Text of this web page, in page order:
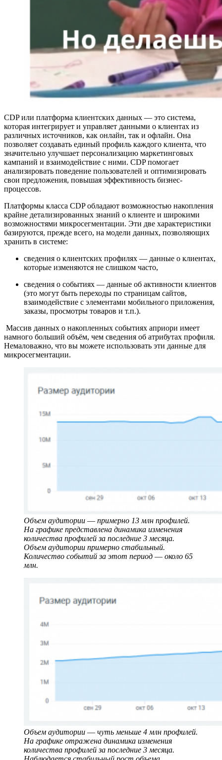
СDP или платформа клиентских данных ― это система,
которая интегрирует и управляет данными о клиентах из
различных источников, как онлайн, так и офлайн. Она
позволяет создавать единый профиль каждого клиента, что
значительно улучшает персонализацию маркетинговых
кампаний и взаимодействие с ними. CDP помогает
анализировать поведение пользователей и оптимизировать
свои предложения, повышая эффективность бизнес-
процессов.
Платформы класса CDP обладают возможностью накопления
крайне детализированных знаний о клиенте и широкими
возможностями микросегментации. Эти две характеристики
базируются, прежде всего, на модели данных, позволяющих
хранить в системе:
сведения о клиентских профилях ― данные о клиентах,
которые изменяются не слишком часто,
сведения о событиях ― данные об активности клиентов
(это могут быть переходы по страницам сайтов,
взаимодействие с элементами мобильного приложения,
заказы, просмотры товаров и т.п.).
Массив данных о накопленных событиях априори имеет
намного больший объём, чем сведения об атрибутах профиля.
Немаловажно, что вы можете использовать эти данные для
микросегментации.
Объем аудитории ― примерно 13 млн профилей.
На графике представлена динамика изменения
количества профилей за последние 3 месяца.
Объем аудитории примерно стабильный.
Количество событий за этот период ― около 65
млн.
Объем аудитории ― чуть меньше 4 млн профилей.
На графике отражена динамика изменения
количества профилей за последние 3 месяца.